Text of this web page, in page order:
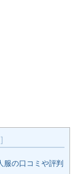
]
の口コミや評判